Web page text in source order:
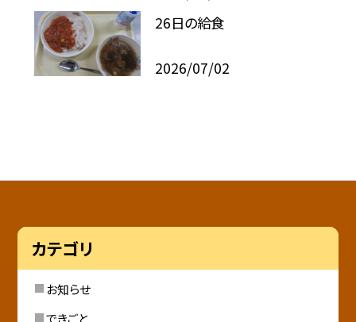
26日の給食
2026/07/02
カテゴリ
お知らせ
できごと